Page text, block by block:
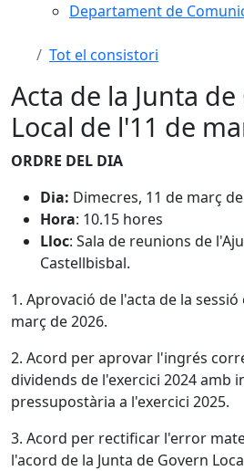
Departament de
Tot el consistori
Acta de la Junta
Local de l'11 de
ORDRE DEL DIA
Dia: Dimecres, 11 de març
Hora: 10.15 hores
Lloc: Sala de reunions de
Castellbisbal.
1. Aprovació de l'acta de la
març de 2026.
2. Acord per aprovar l'ingrés
dividends de l'exercici 2024 amb
pressupostària a l'exercici 2025.
3. Acord per rectificar l'error
l'acord de la Junta de Govern